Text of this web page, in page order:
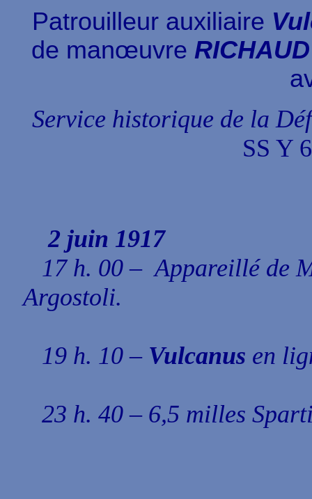
Patrouilleur auxiliaire
de manœuvre RICHAUD
Service historique de la
SS Y
2 juin 1917
17 h. 00 – Appareillé de
Argostoli.
19 h. 10 – Vulcanus en
23 h. 40 – 6,5 milles